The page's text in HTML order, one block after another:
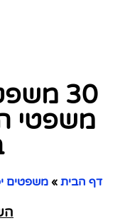
30
משפטי
דף הבית » משפטים